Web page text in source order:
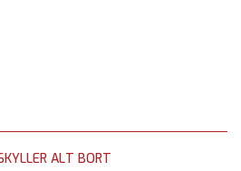
ALT BORT